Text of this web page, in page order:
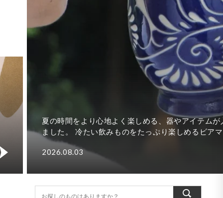
夏本番。 8月も、季節を感じるやちむんや、この時期だ
特別な作品たちをご用意しました。【上旬】たっぷりゴ
ゴクシリーズたっぷり飲みたい夏の一杯にぴったりの、
きなマグカップとロングカップが登場...
2026.08.01